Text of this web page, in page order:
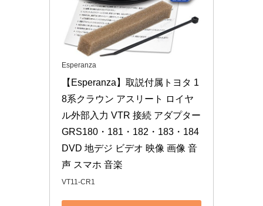
Esperanza
【Esperanza】取説付属トヨタ 1
8系クラウン アスリート ロイヤ
ル外部入力 VTR 接続 アダプター
GRS180・181・182・183・184
DVD 地デジ ビデオ 映像 画像 音
声 スマホ 音楽
VT11-CR1